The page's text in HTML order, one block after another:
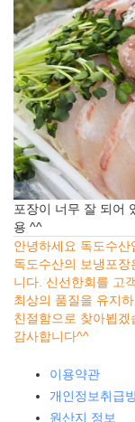
포장이 너무 잘 되어
용 ^^
안녕하세요 독도수산
독도수산의 보냉포
니다. 신선한회를 고
최상의 품질을 유지
친절함으로 찾아뵙겠
감사합니다^^
이용약관
개인정보취급
원산지 정보